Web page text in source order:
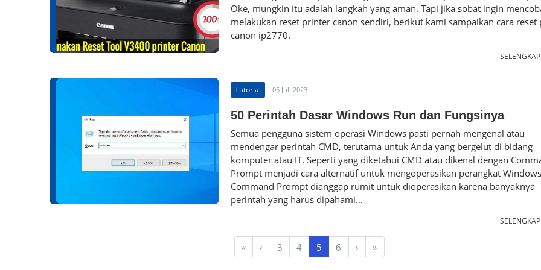
Oke, mungkin itu adalah langkah yang aman. Tapi jika sobat ingin
melakukan reset printer canon sendiri, berikut kami sampaikan cara reset
canon ip2770.
Tutorial 05 Juli 2023
50 Perintah Dasar Windows Run dan Fungsinya
Semua pengguna sistem operasi Windows pasti pernah mengenal atau
mendengar perintah CMD, terutama untuk Anda yang bergelut di bidang
komputer atau IT. Seperti yang diketahui CMD atau dikenal dengan
Prompt menjadi cara alternatif untuk mengoperasikan perangkat
Command Prompt dianggap rumit untuk dioperasikan karena banyaknya
perintah yang harus dipahami...
« ‹ 3 4 5 6 › »